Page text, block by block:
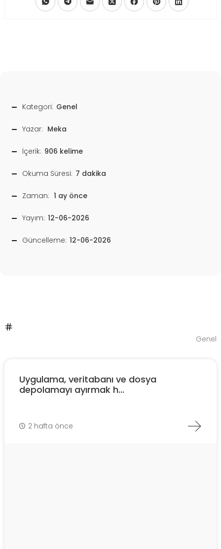
Kategori: Genel
Yazar: Meka
İçerik: 906 kelime
Okuma Süresi: 7 dakika
Zaman: 1 ay önce
Yayım: 12-06-2026
Güncelleme: 12-06-2026
Genel
Uygulama, veritabanı ve dosya
depolamayı ayırmak h...
2 hafta önce